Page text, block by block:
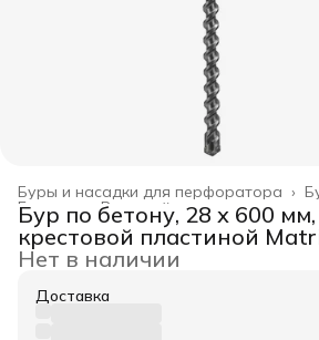
Буры и насадки для перфоратора ›
Режущий инструмент ›
Главная ›
Бур по бетону, 28 х 600
крестовой пластиной
Нет в наличии
Доставка